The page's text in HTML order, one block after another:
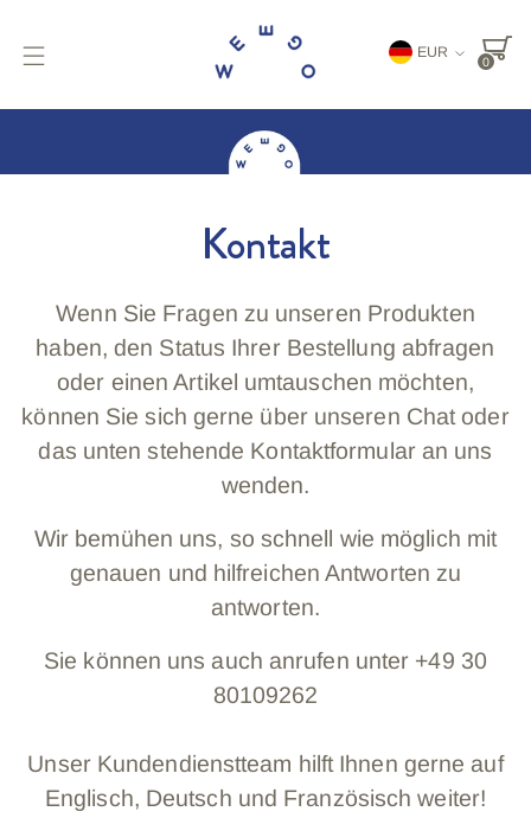
EUR
0
Kontakt
Wenn Sie Fragen zu unseren Produkten
haben, den Status Ihrer Bestellung abfragen
oder einen Artikel umtauschen möchten,
können Sie sich gerne über unseren Chat oder
das unten stehende Kontaktformular an uns
wenden.
Wir bemühen uns, so schnell wie möglich mit
genauen und hilfreichen Antworten zu
antworten.
Sie können uns auch anrufen unter +49 30
80109262
Unser Kundendienstteam hilft Ihnen gerne auf
Englisch, Deutsch und Französisch weiter!